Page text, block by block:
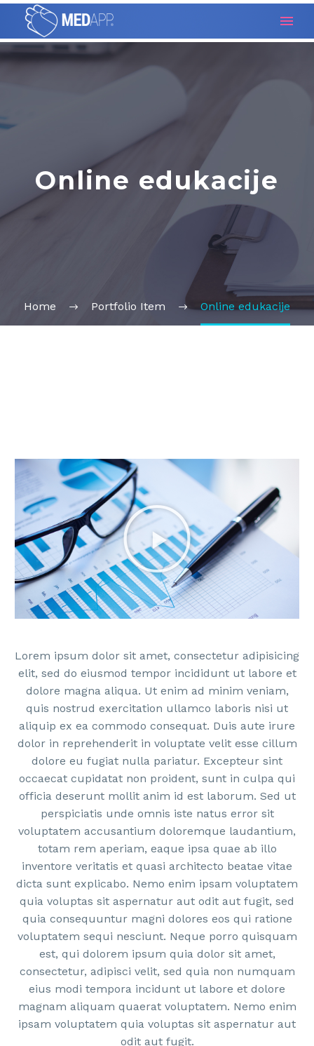
Online edukacije
Home Portfolio Item Online edukacije
Lorem ipsum dolor sit amet, consectetur adipisicing
elit, sed do eiusmod tempor incididunt ut labore et
dolore magna aliqua. Ut enim ad minim veniam,
quis nostrud exercitation ullamco laboris nisi ut
aliquip ex ea commodo consequat. Duis aute irure
dolor in reprehenderit in voluptate velit esse cillum
dolore eu fugiat nulla pariatur. Excepteur sint
occaecat cupidatat non proident, sunt in culpa qui
officia deserunt mollit anim id est laborum. Sed ut
perspiciatis unde omnis iste natus error sit
voluptatem accusantium doloremque laudantium,
totam rem aperiam, eaque ipsa quae ab illo
inventore veritatis et quasi architecto beatae vitae
dicta sunt explicabo. Nemo enim ipsam voluptatem
quia voluptas sit aspernatur aut odit aut fugit, sed
quia consequuntur magni dolores eos qui ratione
voluptatem sequi nesciunt. Neque porro quisquam
est, qui dolorem ipsum quia dolor sit amet,
consectetur, adipisci velit, sed quia non numquam
eius modi tempora incidunt ut labore et dolore
magnam aliquam quaerat voluptatem. Nemo enim
ipsam voluptatem quia voluptas sit aspernatur aut
odit aut fugit.